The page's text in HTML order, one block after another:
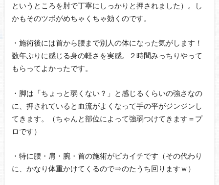
というところを肘で丁寧にしっかりと押されました）。し
かもそのツボがめちゃくちゃ効くのです。
・施術後には首から腰まで別人の体になった気がします！
数年ぶりに感じる身の軽さを実感。２時間みっちりやって
もらってよかったです。
・脚は「ちょっと弱くない？」と感じるくらいの強さなの
に、押されていると血流がよくなって手の平がジンジンし
てきます。（ちゃんと部位によって強弱つけてきます＝プ
ロです）
・特に腰・肩・腕・首の施術がピカイチです（その代わり
に、かなり体重かけてくるので⇒のたうち回りますｗ）